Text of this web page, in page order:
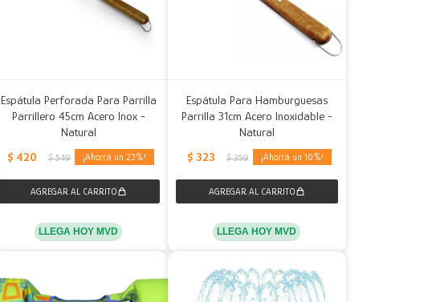
Espátula Perforada Para Parrilla
Parrillero 45cm Acero Inox -
Natural
$ 420 $ 549 23
LLEGA HOY MVD
Espátula Para Hamburguesas
Parrilla 31cm Acero Inoxidable -
Natural
$ 323 $ 359 10
LLEGA HOY MVD